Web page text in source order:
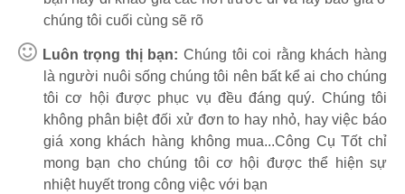
chúng tôi cuối cùng sẽ rõ
Luôn trọng thị bạn: Chúng tôi coi rằng khách hàng
là người nuôi sống chúng tôi nên bất kể ai cho chúng
tôi cơ hội được phục vụ đều đáng quý. Chúng tôi
không phân biệt đối xử đơn to hay nhỏ, hay việc báo
giá xong khách hàng không mua...Công Cụ Tốt chỉ
mong bạn cho chúng tôi cơ hội được thể hiện sự
nhiệt huyết trong công việc với bạn